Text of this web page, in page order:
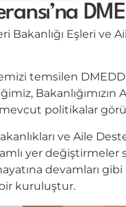
Bakanlığı Eşleri ve
temsilen
politikalar
ve Aile
yer değiştirmeler
devamları
kuruluştur.